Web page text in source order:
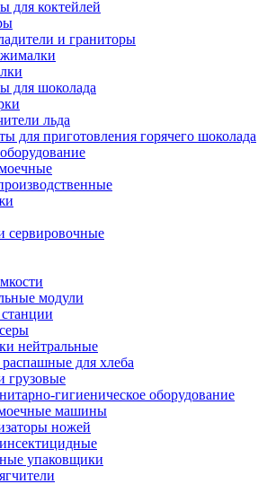
для коктейлей
и граниторы
для шоколада
льда
для приготовления горячего шоколада
сервировочные
модули
нейтральные
для хлеба
грузовые
гигиеническое оборудование
машины
ножей
упаковщики